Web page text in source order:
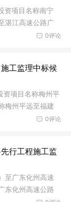
项目名称南宁
湛江高速公路广
0评论
工监理中标候
项目名称梅州平
梅州平远至福建
0评论
行工程施工监
至广东化州高速
东化州高速公路